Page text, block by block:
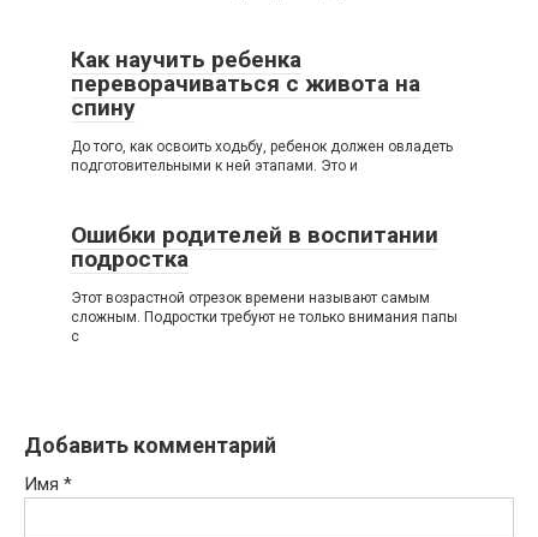
Как научить ребенка
переворачиваться с живота на
спину
До того, как освоить ходьбу, ребенок должен овладеть
подготовительными к ней этапами. Это и
Ошибки родителей в воспитании
подростка
Этот возрастной отрезок времени называют самым
сложным. Подростки требуют не только внимания папы
с
Добавить комментарий
Имя *